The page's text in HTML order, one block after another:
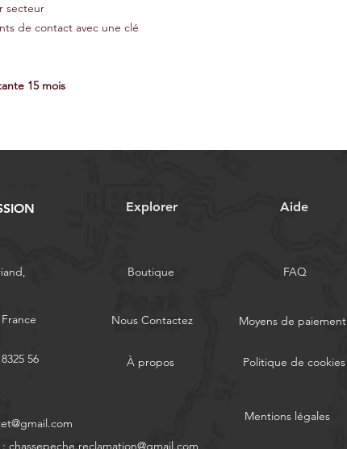
secteur
de contact avec une clé
15 mois
Explorer Aide
56
Boutique FAQ
Nous Contactez Moyens de paiement
À propos Politique de cookies
chassepeche.reclamation@gmail.com
Mentions légales